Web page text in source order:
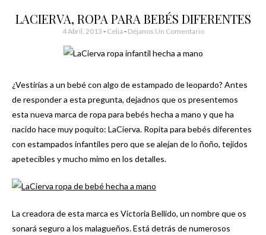
LACIERVA, ROPA PARA BEBÉS DIFERENTES
4 Abril, 2013 - Celia Déjanos Un Comentario
¿Vestirías a un bebé con algo de estampado de leopardo? Antes
de responder a esta pregunta, dejadnos que os presentemos
esta nueva marca de ropa para bebés hecha a mano y que ha
nacido hace muy poquito: LaCierva. Ropita para bebés diferentes
con estampados infantiles pero que se alejan de lo ñoño, tejidos
apetecibles y mucho mimo en los detalles.
La creadora de esta marca es Victoria Bellido, un nombre que os
sonará seguro a los malagueños. Está detrás de numerosos